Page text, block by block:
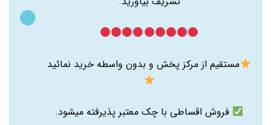
مستقیم از مرکز پخش و بدون واسطه خرید نمائید
فروش اقساطی با چک معتبر پذیرفته میشود.